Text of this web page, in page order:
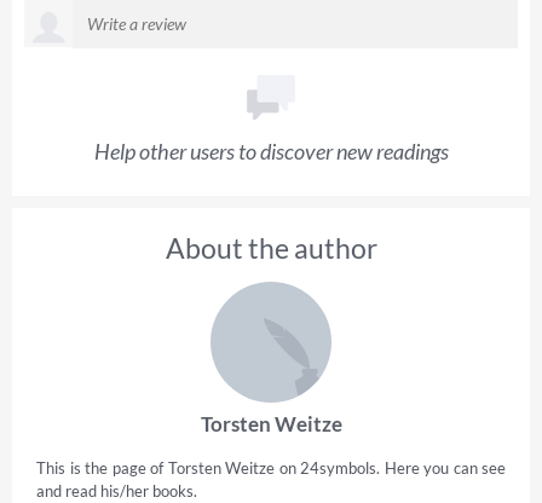
Help other users to discover new readings
About the author
Torsten Weitze
This is the page of Torsten Weitze on 24symbols. Here you can see
and read his/her books.